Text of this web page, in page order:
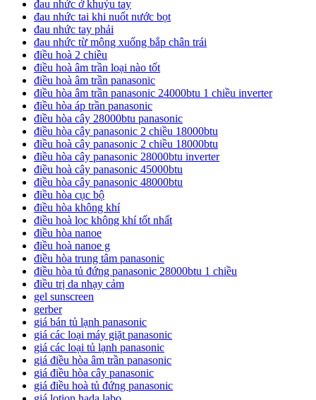
đau nhức ở khuỷu tay
đau nhức tai khi nuốt nước bọt
đau nhức tay phải
đau nhức từ mông xuống bắp chân trái
điều hoà 2 chiều
điều hoà âm trần loại nào tốt
điều hoà âm trần panasonic
điều hòa âm trần panasonic 24000btu 1 chiều inverter
điều hòa áp trần panasonic
điều hòa cây 28000btu panasonic
điều hòa cây panasonic 2 chiều 18000btu
điều hoà cây panasonic 2 chiều 18000btu
điều hòa cây panasonic 28000btu inverter
điều hoà cây panasonic 45000btu
điều hòa cây panasonic 48000btu
điều hòa cục bộ
điều hòa không khí
điều hoà lọc không khí tốt nhất
điều hòa nanoe
điều hoà nanoe g
điều hòa trung tâm panasonic
điều hòa tủ đứng panasonic 28000btu 1 chiều
điều trị da nhạy cảm
gel sunscreen
gerber
giá bán tủ lạnh panasonic
giá các loại máy giặt panasonic
giá các loại tủ lạnh panasonic
giá điều hòa âm trần panasonic
giá điều hòa cây panasonic
giá điều hoà tủ đứng panasonic